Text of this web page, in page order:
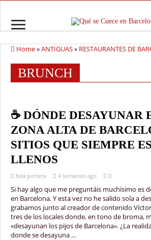
Home»ANTIGUAS» RESTAURANTES DE
BRUNCH
☕ DÓNDE DESAYUNAR
ZONA ALTA DE
SITIOS QUE SIEMPRE
LLENOS
bea portera 4 semanas ago 0
Si hay algo que me preguntáis muchísimo es
en Barcelona. Y esta vez no he salido sola a
grabamos junto al creador de contenido
tres de los locales donde, en tono de broma,
«desayunan los pijos de Barcelona». ¿La
donde se desayuna …